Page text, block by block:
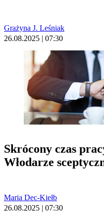
Grażyna J. Leśniak
26.08.2025 | 07:30
Skrócony czas
Włodarze
Maria Dec-Kiełb
26.08.2025 | 07:30